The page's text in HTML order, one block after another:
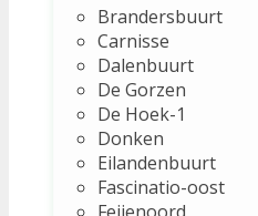
Brandersbuurt
Carnisse
Dalenbuurt
De Gorzen
De Hoek-1
Donken
Eilandenbuurt
Fascinatio-oost